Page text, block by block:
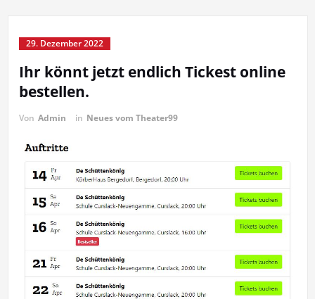
29. Dezember 2022
Ihr könnt jetzt endlich Tickest online
bestellen.
Von Admin in Neues vom Theater99